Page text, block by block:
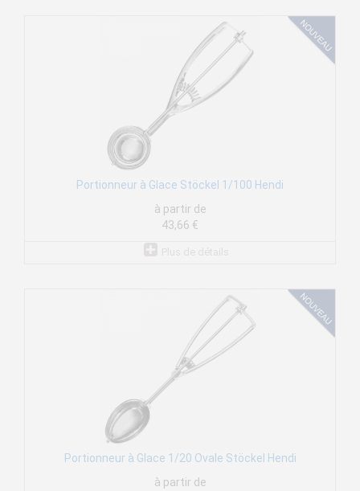
Portionneur à Glace Stöckel 1/100 Hendi
à partir de
43,66 €
Portionneur à Glace 1/20 Ovale Stöckel Hendi
à partir de